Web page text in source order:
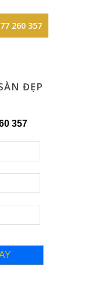
260 357
ĐẸP
357